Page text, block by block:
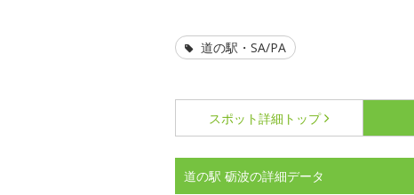
道の駅・SA/PA
スポット詳細 トップ
道の駅 砺波の詳細データ